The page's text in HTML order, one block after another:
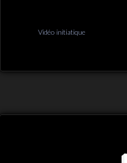
Vidéo initiatique